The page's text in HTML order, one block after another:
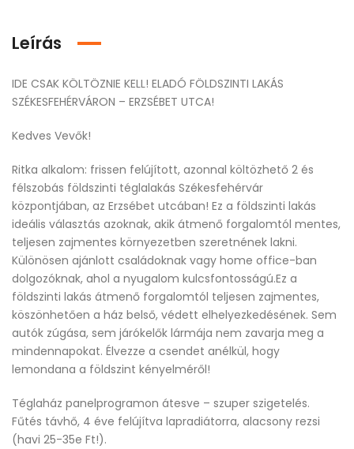
Leírás
IDE CSAK KÖLTÖZNIE KELL! ELADÓ FÖLDSZINTI LAKÁS
SZÉKESFEHÉRVÁRON – ERZSÉBET UTCA!
Kedves Vevők!
Ritka alkalom: frissen felújított, azonnal költözhető 2 és
félszobás földszinti téglalakás Székesfehérvár
központjában, az Erzsébet utcában! Ez a földszinti lakás
ideális választás azoknak, akik átmenő forgalomtól mentes,
teljesen zajmentes környezetben szeretnének lakni.
Különösen ajánlott családoknak vagy home office-ban
dolgozóknak, ahol a nyugalom kulcsfontosságú.Ez a
földszinti lakás átmenő forgalomtól teljesen zajmentes,
köszönhetően a ház belső, védett elhelyezkedésének. Sem
autók zúgása, sem járókelők lármája nem zavarja meg a
mindennapokat. Élvezze a csendet anélkül, hogy
lemondana a földszint kényelméről!
Téglaház panelprogramon átesve – szuper szigetelés.
Fűtés távhő, 4 éve felújítva lapradiátorra, alacsony rezsi
(havi 25-35e Ft!).